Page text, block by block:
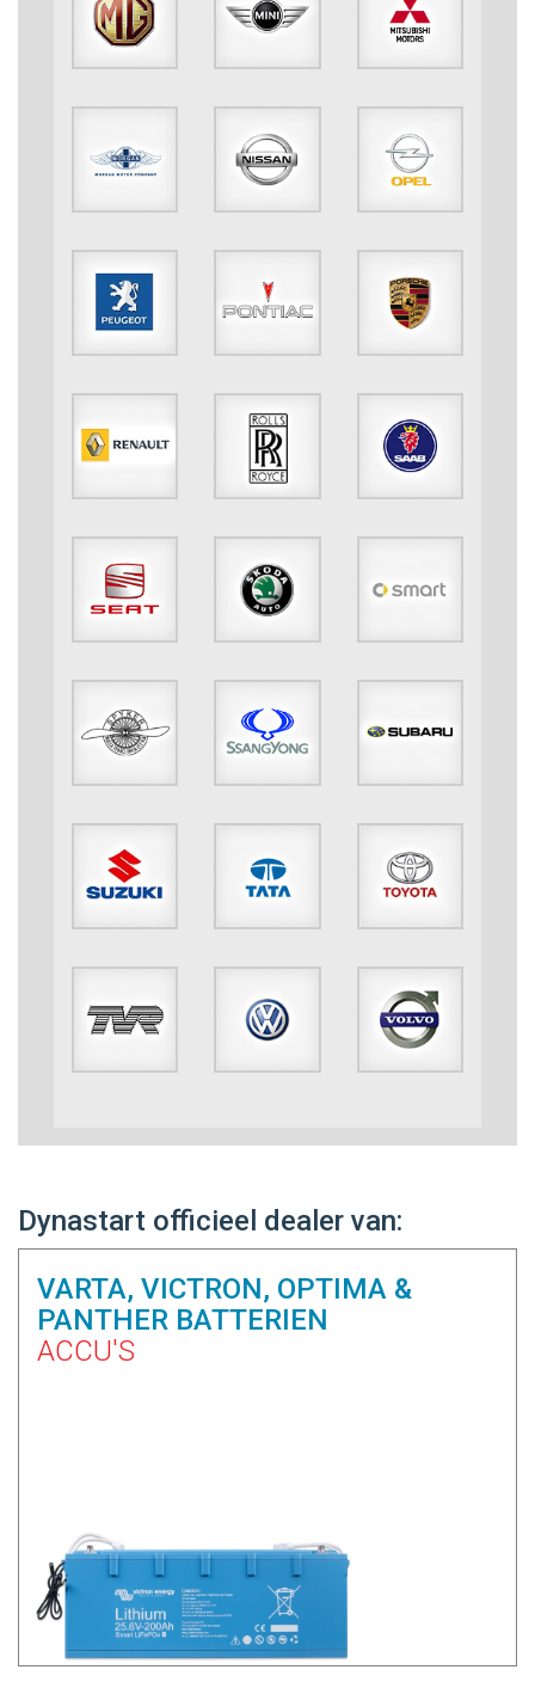
Dynastart officieel dealer van:
VARTA, VICTRON, OPTIMA &
PANTHER BATTERIEN
ACCU'S